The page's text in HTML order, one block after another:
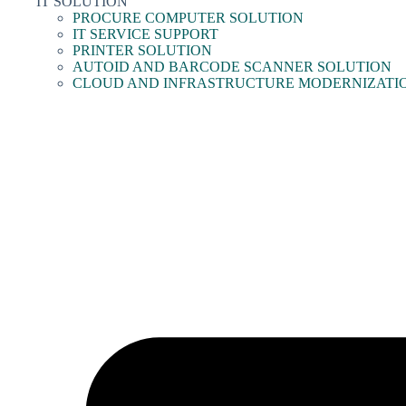
PROCURE COMPUTER SOLUTION
IT SERVICE SUPPORT
PRINTER SOLUTION
AUTOID AND BARCODE SCANNER SOLUTION
CLOUD AND INFRASTRUCTURE